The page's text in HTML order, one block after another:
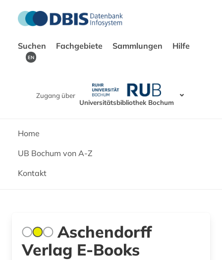
Suchen Fachgebiete Sammlungen Hilfe
EN
Zugang über
Universitätsbibliothek Bochum
Home
UB Bochum von A-Z
Kontakt
Aschendorff
Verlag E-Books